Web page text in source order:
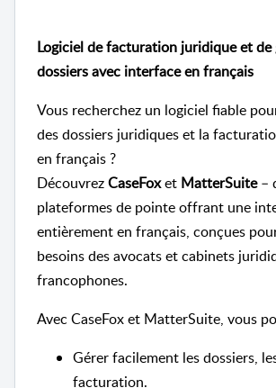
Logiciel de facturation juridique et de
dossiers avec interface en français
Vous recherchez un logiciel fiable
des dossiers juridiques et la
en français ?
DécouvrezCaseFoxet MatterSuite–
plateformes de pointe offrant une
entièrement en français, conçues
besoins des avocats et cabinets
francophones.
Avec CaseFox et MatterSuite, vous
Gérer facilement les dossiers,
facturation.